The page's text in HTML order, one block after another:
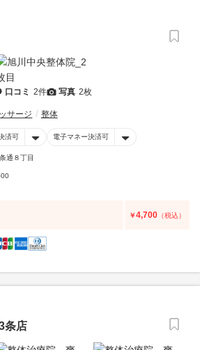
口コミ 2件 写真 2枚
サージ 整体
済可 電子マネー決済可
通８丁目
￥4,700 （税込）
店